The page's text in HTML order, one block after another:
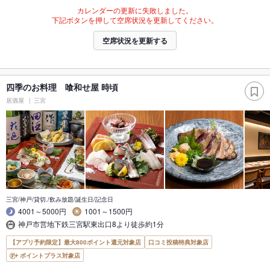
カレンダーの更新に失敗しました。
下記ボタンを押して空席状況を更新してください。
空席状況を更新する
四季のお料理 喰和せ屋 時頃
居酒屋 三宮
三宮/神戸/貸切./飲み放題/誕生日/記念日
4001～5000円
1001～1500円
神戸市営地下鉄三宮駅東出口8より徒歩約1分
【アプリ予約限定】最大800ポイント還元対象店
口コミ投稿特典対象店
ポイントプラス対象店